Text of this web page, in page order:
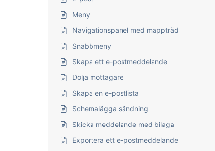
Meny
Navigationspanel med mappträd
Snabbmeny
Skapa ett e-postmeddelande
Dölja mottagare
Skapa en e-postlista
Schemalägga sändning
Skicka meddelande med bilaga
Exportera ett e-postmeddelande